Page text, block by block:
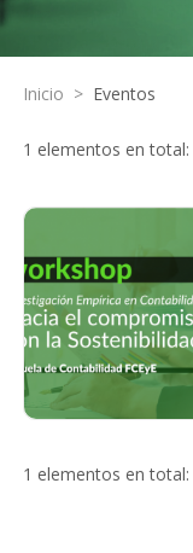
Inicio > Eventos
1 elementos en total:
1 elementos en total: